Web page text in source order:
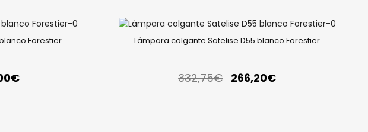
Forestier
€
Lámpara colgante Satelise D55 blanco Forestier
332,75€ 266,20€